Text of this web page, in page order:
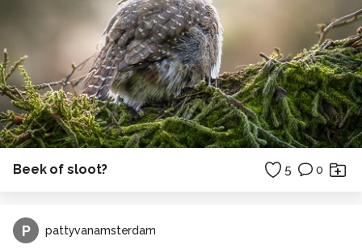
Beek of sloot? 5 0
P pattyvanamsterdam